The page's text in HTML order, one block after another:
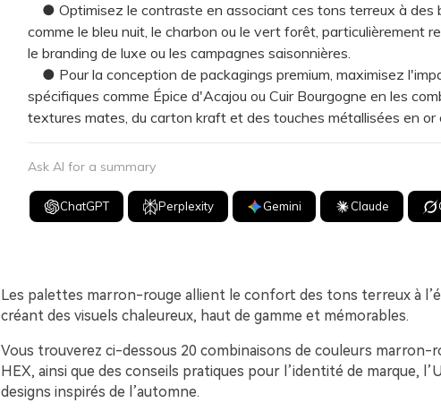
● Optimisez le contraste en associant ces tons terreux à des
comme le bleu nuit, le charbon ou le vert forêt, particulièrement
le branding de luxe ou les campagnes saisonnières.
● Pour la conception de packagings premium, maximisez
spécifiques comme Épice d'Acajou ou Cuir Bourgogne en les
textures mates, du carton kraft et des touches métallisées en or
Ask AI for a summary
ChatGPT Perplexity Gemini Claude
Les palettes marron-rouge allient le confort des tons terreux à
créant des visuels chaleureux, haut de gamme et mémorables.
Vous trouverez ci-dessous 20 combinaisons de couleurs marron-
HEX, ainsi que des conseils pratiques pour l’identité de marque,
designs inspirés de l’automne.